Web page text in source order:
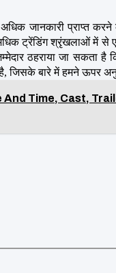
जानकारी प्राप्त
ट्रेंडिंग श्रृंखलाओं में से
ठहराया जा सकता है
जिसके बारे में हमने ऊपर
Time, Cast,